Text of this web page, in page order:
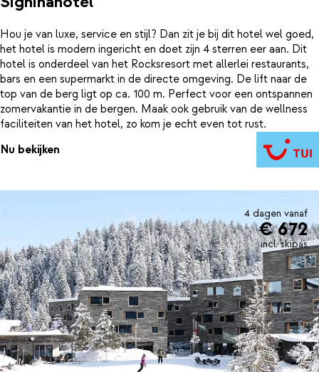
Hou je van luxe, service en stijl? Dan zit je bij dit hotel wel goed,
het hotel is modern ingericht en doet zijn 4 sterren eer aan. Dit
hotel is onderdeel van het Rocksresort met allerlei restaurants,
bars en een supermarkt in de directe omgeving. De lift naar de
top van de berg ligt op ca. 100 m. Perfect voor een ontspannen
zomervakantie in de bergen. Maak ook gebruik van de wellness
faciliteiten van het hotel, zo kom je echt even tot rust.
Nu bekijken
4 dagen vanaf
€ 672
incl. skipas